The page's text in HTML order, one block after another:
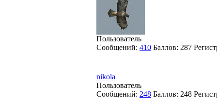
Пользователь
Сообщений: 410 Баллов: 287
nikola
Пользователь
Сообщений: 248 Баллов: 248